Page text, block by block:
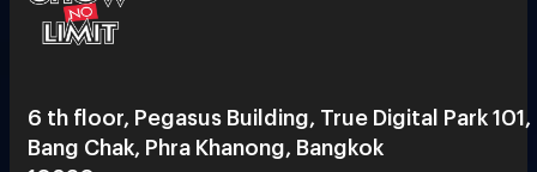
6 th floor, Pegasus Building, True Digital Park 101,
Bang Chak, Phra Khanong, Bangkok